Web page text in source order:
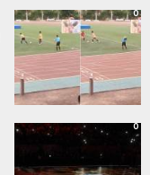
0
0